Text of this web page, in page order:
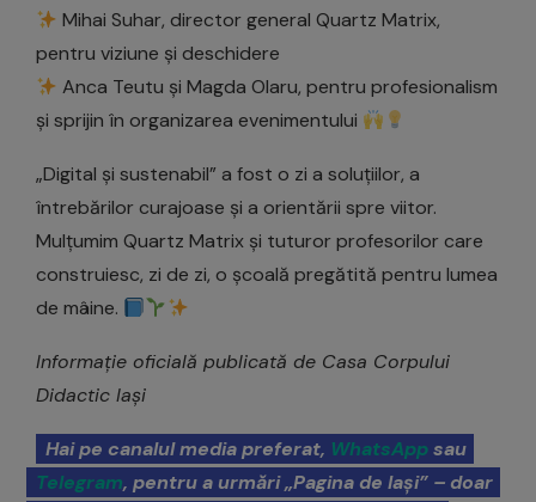
Mihai Suhar, director general Quartz Matrix,
pentru viziune și deschidere
Anca Teutu și Magda Olaru, pentru profesionalism
și sprijin în organizarea evenimentului
„Digital și sustenabil” a fost o zi a soluțiilor, a
întrebărilor curajoase și a orientării spre viitor.
Mulțumim Quartz Matrix și tuturor profesorilor care
construiesc, zi de zi, o școală pregătită pentru lumea
de mâine.
Informație oficială publicată de Casa Corpului
Didactic Iași
Hai pe canalul media preferat, WhatsAppsau
Telegram, pentru a urmări „Pagina de Iași” – doar